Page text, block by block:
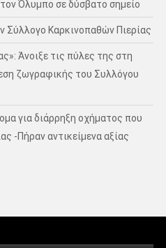
Όλυμπο σε δύσβατο σημείο
Σύλλογο Καρκινοπαθών Πιερίας
Άνοιξε τις πύλες της στη
ζωγραφικής του Συλλόγου
για διάρρηξη οχήματος που
-Πήραν αντικείμενα αξίας